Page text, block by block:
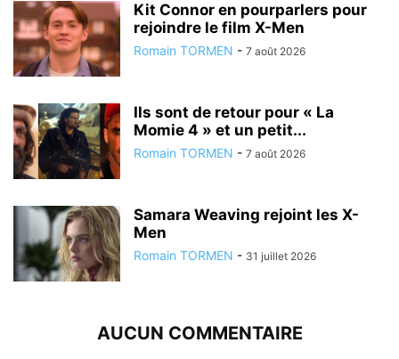
Kit Connor en pourparlers pour
rejoindre le film X-Men
Romain TORMEN - 7 août 2026
Ils sont de retour pour « La
Momie 4 » et un petit...
Romain TORMEN - 7 août 2026
Samara Weaving rejoint les X-
Men
Romain TORMEN - 31 juillet 2026
AUCUN COMMENTAIRE